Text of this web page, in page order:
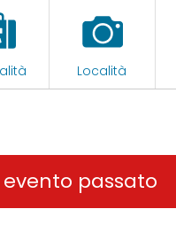
Località
passato